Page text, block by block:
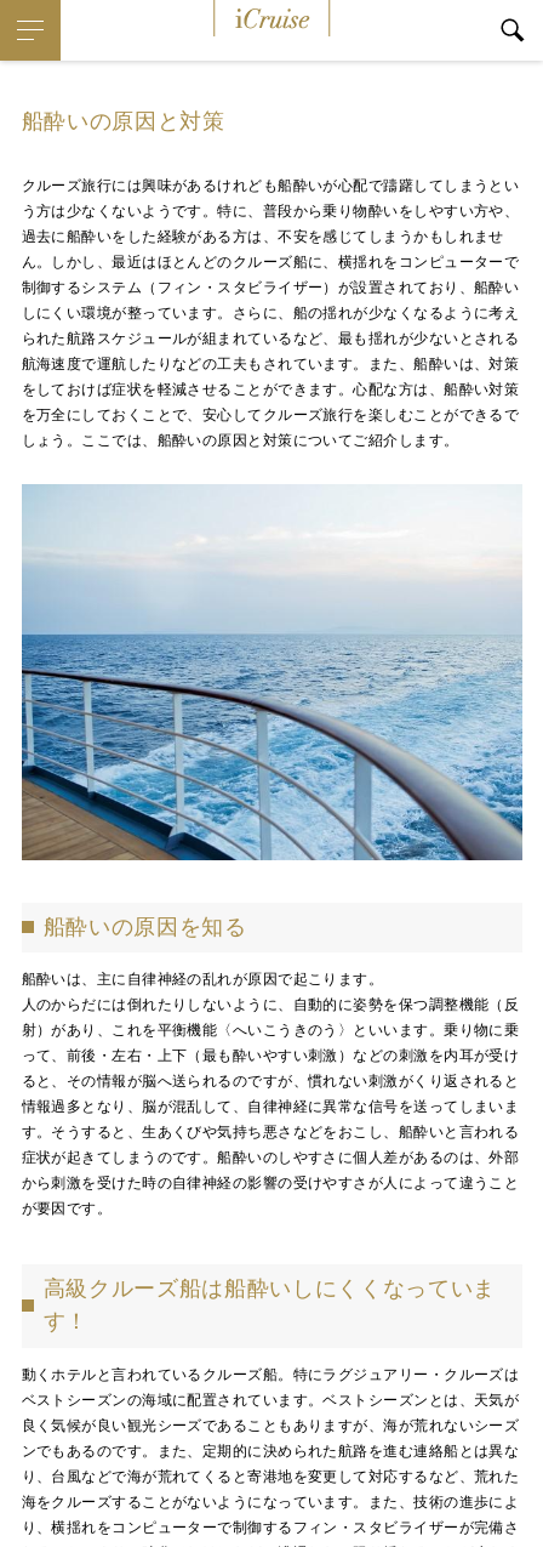
船酔いの原因と対策
クルーズ旅行には興味があるけれども船酔いが心配で躊躇してしまうとい
う方は少なくないようです。特に、普段から乗り物酔いをしやすい方や、
過去に船酔いをした経験がある方は、不安を感じてしまうかもしれませ
ん。しかし、最近はほとんどのクルーズ船に、横揺れをコンピューターで
制御するシステム（フィン・スタビライザー）が設置されており、船酔い
しにくい環境が整っています。さらに、船の揺れが少なくなるように考え
られた航路スケジュールが組まれているなど、最も揺れが少ないとされる
航海速度で運航したりなどの工夫もされています。また、船酔いは、対策
をしておけば症状を軽減させることができます。心配な方は、船酔い対策
を万全にしておくことで、安心してクルーズ旅行を楽しむことができるで
しょう。ここでは、船酔いの原因と対策についてご紹介します。
船酔いの原因を知る
船酔いは、主に自律神経の乱れが原因で起こります。
人のからだには倒れたりしないように、自動的に姿勢を保つ調整機能（反
射）があり、これを平衡機能〈へいこうきのう〉といいます。乗り物に乗
って、前後・左右・上下（最も酔いやすい刺激）などの刺激を内耳が受け
ると、その情報が脳へ送られるのですが、慣れない刺激がくり返されると
情報過多となり、脳が混乱して、自律神経に異常な信号を送ってしまいま
す。そうすると、生あくびや気持ち悪さなどをおこし、船酔いと言われる
症状が起きてしまうのです。船酔いのしやすさに個人差があるのは、外部
から刺激を受けた時の自律神経の影響の受けやすさが人によって違うこと
が要因です。
高級クルーズ船は船酔いしにくくなっていま
す！
動くホテルと言われているクルーズ船。特にラグジュアリー・クルーズは
ベストシーズンの海域に配置されています。ベストシーズンとは、天気が
良く気候が良い観光シーズであることもありますが、海が荒れないシーズ
ンでもあるのです。また、定期的に決められた航路を進む連絡船とは異な
り、台風などで海が荒れてくると寄港地を変更して対応するなど、荒れた
海をクルーズすることがないようになっています。また、技術の進歩によ
り、横揺れをコンピューターで制御するフィン・スタビライザーが完備さ